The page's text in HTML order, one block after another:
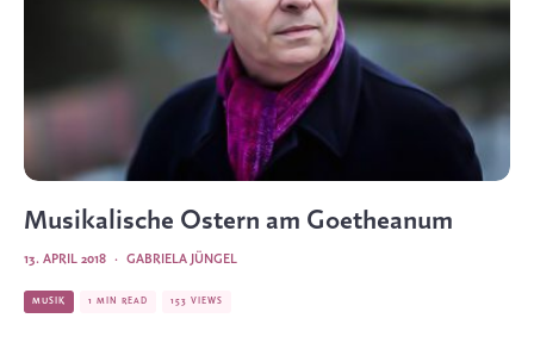
Musikalische Ostern am Goetheanum
GABRIELA JÜNGEL
·
13. APRIL 2018
MUSIK 1 MIN READ 153 VIEWS